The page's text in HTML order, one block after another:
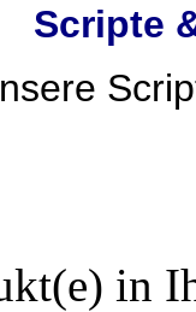
Scripte
in